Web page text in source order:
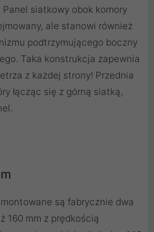
Panel siatkowy obok komory
ale stanowi również
podtrzymującego boczny
Taka konstrukcja zapewnia
z każdej strony! Przednia
łącząc się z górną siatką,
są fabrycznie dwa
160 mm z prędkością